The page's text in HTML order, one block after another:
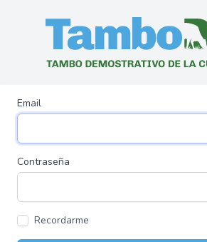
Email
Contraseña
Recordarme